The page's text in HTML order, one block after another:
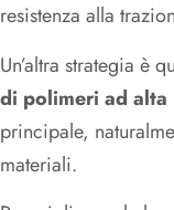
resistenza alla
Un’altra strategia è
di polimeri ad alta
principale,
materiali.